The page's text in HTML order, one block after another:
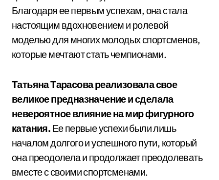
Благодаря ее первым успехам, она стала
настоящим вдохновением и ролевой
моделью для многих молодых спортсменов,
которые мечтают стать чемпионами.
Татьяна Тарасова реализовала свое
великое предназначение и сделала
невероятное влияние на мир фигурного
катания. Ее первые успехи были лишь
началом долгого и успешного пути, который
она преодолела и продолжает преодолевать
вместе с своими спортсменами.